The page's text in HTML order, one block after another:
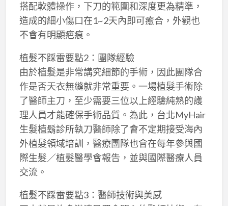
搭配軟體操作，下刀的範圍和深度更為精準，
造成的細小傷口在1~2天內即可癒合，外觀也
不會有明顯疤痕。
植髮不踩雷要點2：團隊經驗
由於植髮是非常講究細節的手術，因此團隊合
作是否天衣無縫就非常重要。一場植髮手術除
了醫師主刀，至少需要三位以上經驗純熟的護
理人員才能確保手術品質。為此，台北MyHair
生髮植鬍診所執刀醫師除了會不定期接受海內
外植髮領域培訓，醫療團隊也會在每年參與國
際生髮／植髮醫學會報告，並與國際醫療人員
交流。
植髮不踩雷要點3：醫師技術與美感